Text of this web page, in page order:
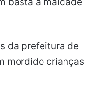
da prefeitura de
mordido crianças